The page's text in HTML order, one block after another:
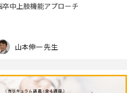
卒中上肢機能アプローチ
山本伸一 先生